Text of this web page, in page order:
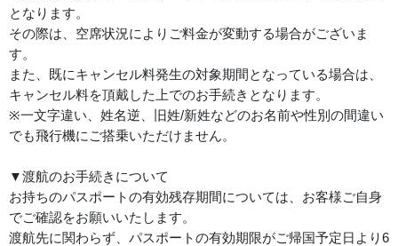
となります。
その際は、空席状況によりご料金が変動する場合がございま
す。
また、既にキャンセル料発生の対象期間となっている場合は、
キャンセル料を頂戴した上でのお手続きとなります。
※一文字違い、姓名逆、旧姓/新姓などのお名前や性別の間違い
でも飛行機にご搭乗いただけません。
▼渡航のお手続きについて
お持ちのパスポートの有効残存期間については、お客様ご自身
でご確認をお願いいたします。
渡航先に関わらず、パスポートの有効期限がご帰国予定日より6